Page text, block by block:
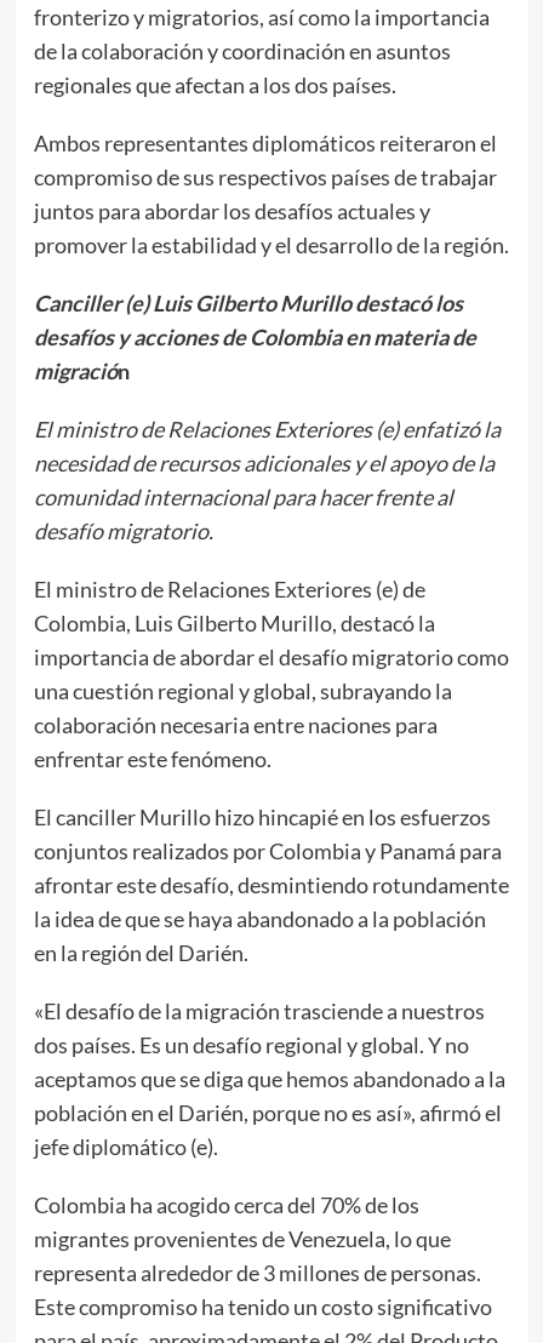
fronterizo y migratorios, así como la importancia
de la colaboración y coordinación en asuntos
regionales que afectan a los dos países.
Ambos representantes diplomáticos reiteraron el
compromiso de sus respectivos países de trabajar
juntos para abordar los desafíos actuales y
promover la estabilidad y el desarrollo de la región.
Canciller (e) Luis Gilberto Murillo destacó los
desafíos y acciones de Colombia en materia de
migración
El ministro de Relaciones Exteriores (e) enfatizó la
necesidad de recursos adicionales y el apoyo de la
comunidad internacional para hacer frente al
desafío migratorio.
El ministro de Relaciones Exteriores (e) de
Colombia, Luis Gilberto Murillo, destacó la
importancia de abordar el desafío migratorio como
una cuestión regional y global, subrayando la
colaboración necesaria entre naciones para
enfrentar este fenómeno.
El canciller Murillo hizo hincapié en los esfuerzos
conjuntos realizados por Colombia y Panamá para
afrontar este desafío, desmintiendo rotundamente
la idea de que se haya abandonado a la población
en la región del Darién.
«El desafío de la migración trasciende a nuestros
dos países. Es un desafío regional y global. Y no
aceptamos que se diga que hemos abandonado a la
población en el Darién, porque no es así», afirmó el
jefe diplomático (e).
Colombia ha acogido cerca del 70% de los
migrantes provenientes de Venezuela, lo que
representa alrededor de 3 millones de personas.
Este compromiso ha tenido un costo significativo